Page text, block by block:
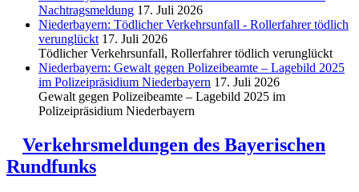
Nachtragsmeldung 17. Juli 2026
Niederbayern: Tödlicher Verkehrsunfall - Rollerfahrer tödlich
verunglückt 17. Juli 2026
Tödlicher Verkehrsunfall, Rollerfahrer tödlich verunglückt
Niederbayern: Gewalt gegen Polizeibeamte – Lagebild 2025
im Polizeipräsidium Niederbayern 17. Juli 2026
Gewalt gegen Polizeibeamte – Lagebild 2025 im
Polizeipräsidium Niederbayern
Verkehrsmeldungen des Bayerischen
Rundfunks